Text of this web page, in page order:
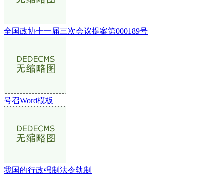
全国政协十一届三次会议提案第000189号
号召Word模板
我国的行政强制法令轨制